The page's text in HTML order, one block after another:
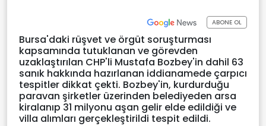
ABONE OL
Bursa'daki rüşvet ve örgüt soruşturması
kapsamında tutuklanan ve görevden
uzaklaştırılan CHP'li Mustafa Bozbey'in dahil 63
sanık hakkında hazırlanan iddianamede çarpıcı
tespitler dikkat çekti. Bozbey'in, kurdurduğu
paravan şirketler üzerinden belediyeden arsa
kiralanıp 31 milyonu aşan gelir elde edildiği ve
villa alımları gerçekleştirildi tespit edildi.